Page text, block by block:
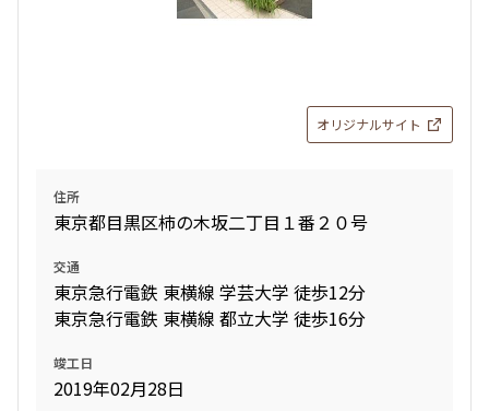
検索対象お部屋数
オリジナルサイト
住所
東京都目黒区柿の木坂二丁目１番２０号
交通
東京急行電鉄 東横線 学芸大学 徒歩12分
東京急行電鉄 東横線 都立大学 徒歩16分
竣工日
2019年02月28日